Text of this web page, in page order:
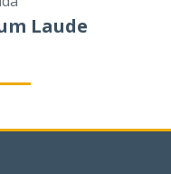
Laude